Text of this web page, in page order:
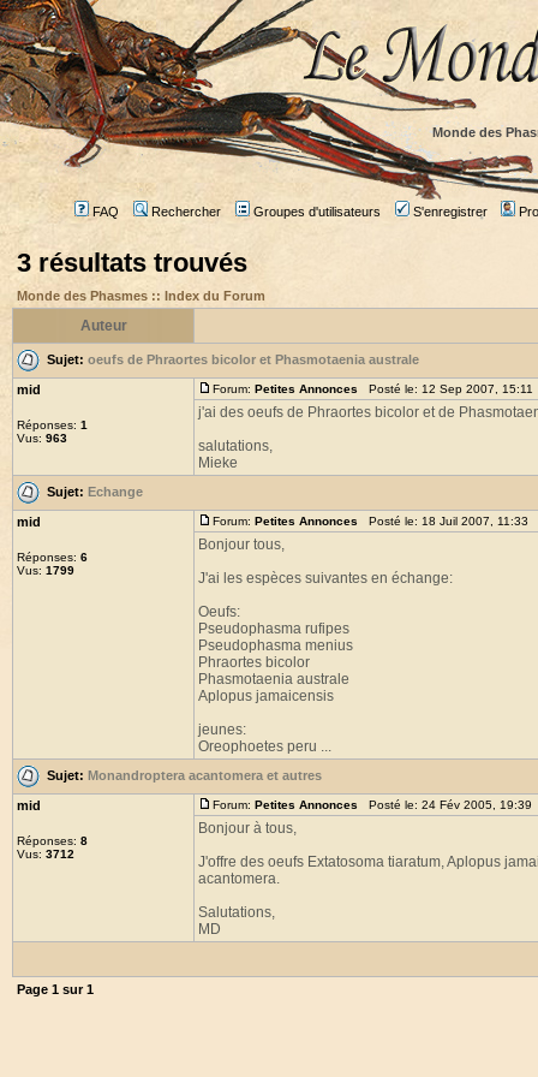
Monde des
FAQ Rechercher Groupes d'utilisateurs S'enregistrer
3 résultats trouvés
Monde des Phasmes :: Index du Forum
Auteur
Sujet: oeufs de Phraortes bicolor et Phasmotaenia australe
mid
Réponses: 1
Vus: 963
Forum: Petites Annonces Posté le: 12 Sep 2007,
j'ai des oeufs de Phraortes bicolor et de
salutations,
Mieke
Sujet: Echange
mid
Réponses: 6
Vus: 1799
Forum: Petites Annonces Posté le: 18 Juil 2007,
Bonjour tous,
J'ai les espèces suivantes en échange:
Oeufs:
Pseudophasma rufipes
Pseudophasma menius
Phraortes bicolor
Phasmotaenia australe
Aplopus jamaicensis
jeunes:
Oreophoetes peru ...
Sujet: Monandroptera acantomera et autres
mid
Réponses: 8
Vus: 3712
Forum: Petites Annonces Posté le: 24 Fév 2005,
Bonjour à tous,
J'offre des oeufs Extatosoma tiaratum, Aplopus
acantomera.
Salutations,
MD
Page 1 sur1